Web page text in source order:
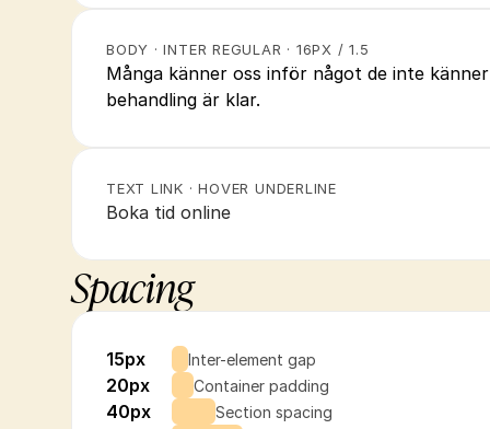
BODY · INTER REGULAR · 16PX / 1.5
Många känner oss inför något de inte
behandling är klar.
TEXT LINK · HOVER UNDERLINE
Boka tid online
Spacing
15px Inter-element gap
20px Container padding
40px Section spacing